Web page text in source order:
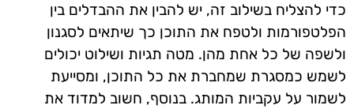
כדי להצליח בשילוב זה, יש להבין את ההבדלים בין
הפלטפורמות ולטפח את התוכן כך שיתאים לסגנון
ולשפה של כל אחת מהן. מטה תגיות ושילוט יכולים
לשמש כמסגרת שמחברת את כל התוכן, ומסייעת
לשמור על עקביות המותג. בנוסף, חשוב למדוד את